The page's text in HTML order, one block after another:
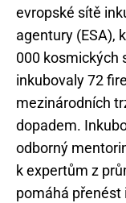
evropské sítě
agentury (ESA),
000 kosmických
inkubovaly 72
mezinárodních
dopadem.
odborný
k expertům z
pomáhá přenést